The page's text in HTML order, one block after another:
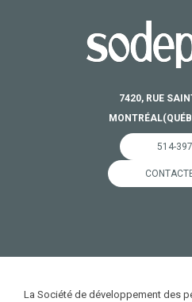
7420, RUE
MONTRÉAL
514-
La Société de développement des